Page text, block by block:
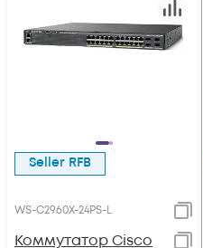
Seller RFB
WS-C2960X-24PS-L
Коммутатор Cisco